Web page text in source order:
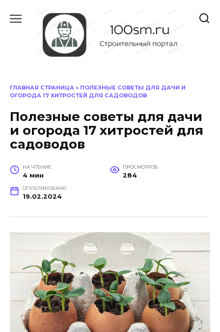
содержанию
ГЛАВНАЯ СТРАНИЦА » ПОЛЕЗНЫЕ СОВЕТЫ ДЛЯ ДАЧИ И
ОГОРОДА 17 ХИТРОСТЕЙ ДЛЯ САДОВОДОВ
Полезные советы для дачи
и огорода 17 хитростей для
садоводов
НА ЧТЕНИЕ
4 мин
ПРОСМОТРОВ
284
ОПУБЛИКОВАНО
19.02.2024